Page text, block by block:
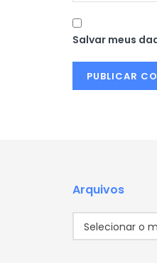
Salvar meus
Arquivos
Selecionar o